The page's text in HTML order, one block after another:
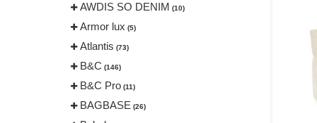
AWDIS SO DENIM (10)
Armor lux (5)
Atlantis (73)
B&C (146)
B&C Pro (11)
BAGBASE (26)